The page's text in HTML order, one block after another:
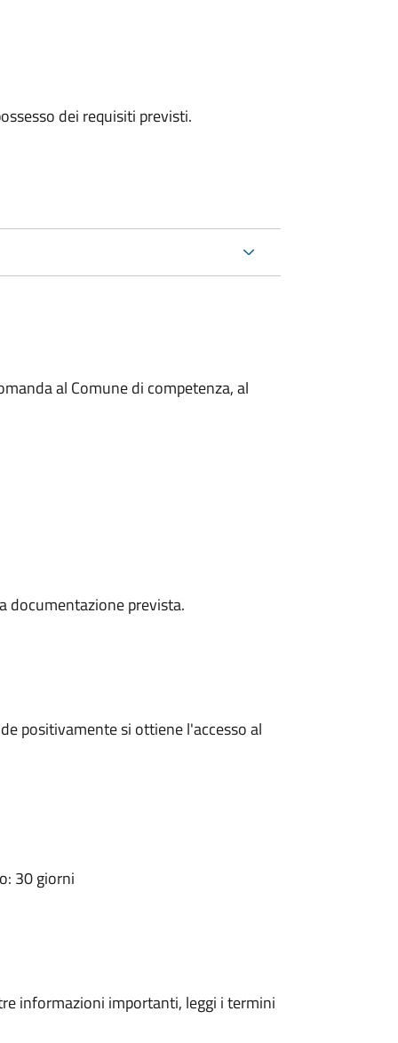
dei requisiti previsti.
al Comune di competenza, al
documentazione prevista.
positivamente si ottiene l'accesso al
30 giorni
informazioni importanti, leggi i termini